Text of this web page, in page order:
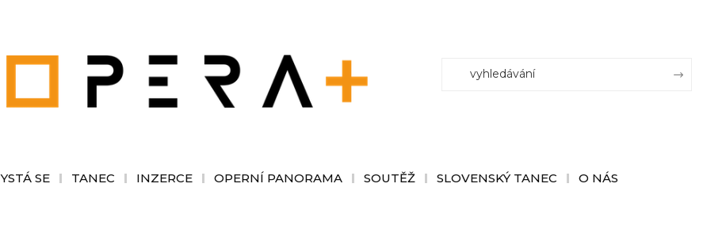
SE TANEC INZERCE OPERNÍ PANORAMA SOUTĚŽ SLOVENSKÝ TANEC O NÁS